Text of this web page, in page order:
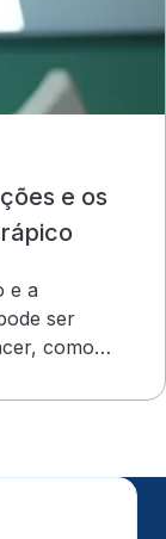
e os
e a
ser
como